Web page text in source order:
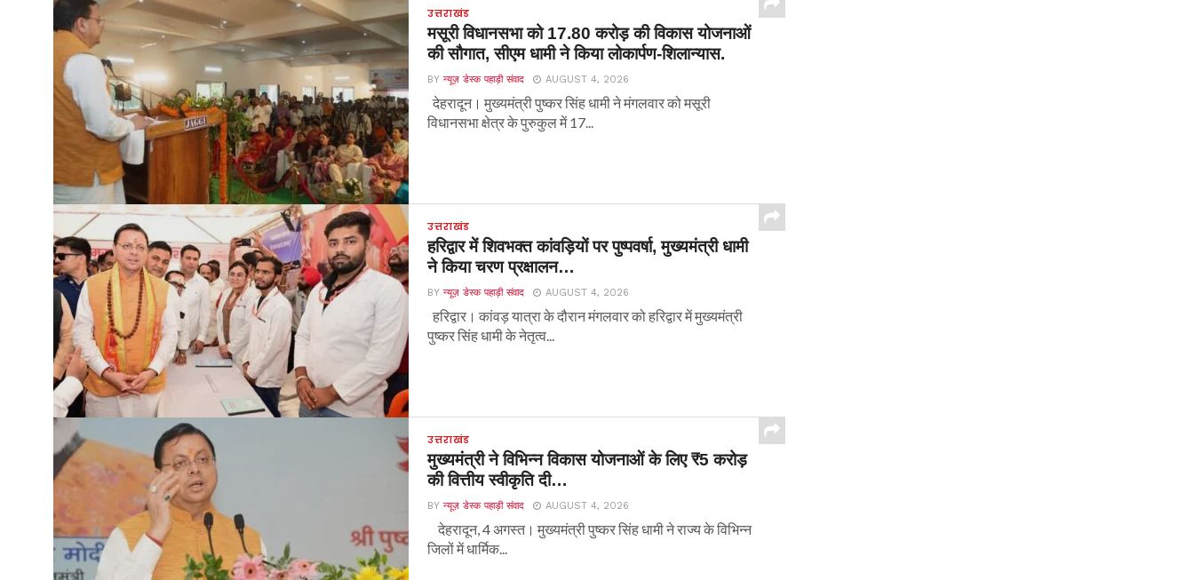
उत्तराखंड
मसूरी विधानसभा को 17.80 करोड़ की विकास योजनाओं
की सौगात, सीएम धामी ने किया लोकार्पण-शिलान्यास.
BYन्यूज़ डेस्क पहाड़ी संवाद AUGUST 4, 2026
देहरादून। मुख्यमंत्री पुष्कर सिंह धामी ने मंगलवार को मसूरी
विधानसभा क्षेत्र के पुरुकुल में 17...
उत्तराखंड
हरिद्वार में शिवभक्त कांवड़ियों पर पुष्पवर्षा, मुख्यमंत्री धामी
ने किया चरण प्रक्षालन…
BYन्यूज़ डेस्क पहाड़ी संवाद AUGUST 4, 2026
हरिद्वार। कांवड़ यात्रा के दौरान मंगलवार को हरिद्वार में मुख्यमंत्री
पुष्कर सिंह धामी के नेतृत्व...
उत्तराखंड
मुख्यमंत्री ने विभिन्न विकास योजनाओं के लिए ₹5 करोड़
की वित्तीय स्वीकृति दी…
BYन्यूज़ डेस्क पहाड़ी संवाद AUGUST 4, 2026
देहरादून, 4 अगस्त। मुख्यमंत्री पुष्कर सिंह धामी ने राज्य के विभिन्न
जिलों में धार्मिक...